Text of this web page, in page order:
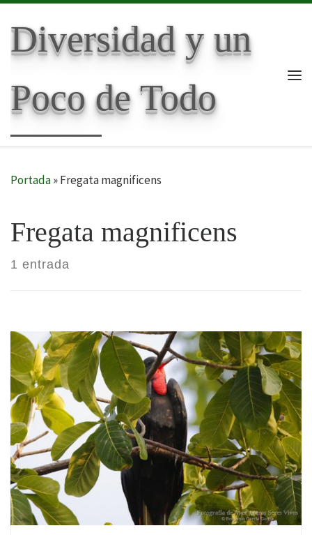
Diversidad y un
Poco de Todo
Portada»Fregata magnificens
Fregata magnificens
1 entrada